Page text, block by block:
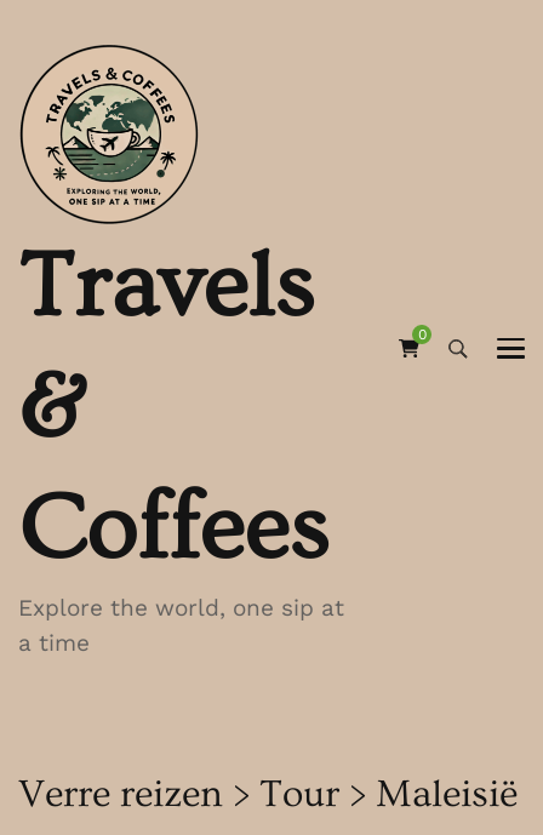
Travels
&
Coffees
Explore the world, one sip at
a time
0
Verre reizen > Tour > Maleisië